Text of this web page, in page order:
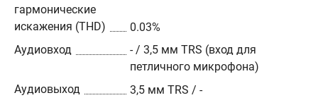
гармонические
искажения (THD)
0.03%
Аудиовход
- / 3,5 мм TRS (вход для
петличного микрофона)
Аудиовыход
3,5 мм TRS / -